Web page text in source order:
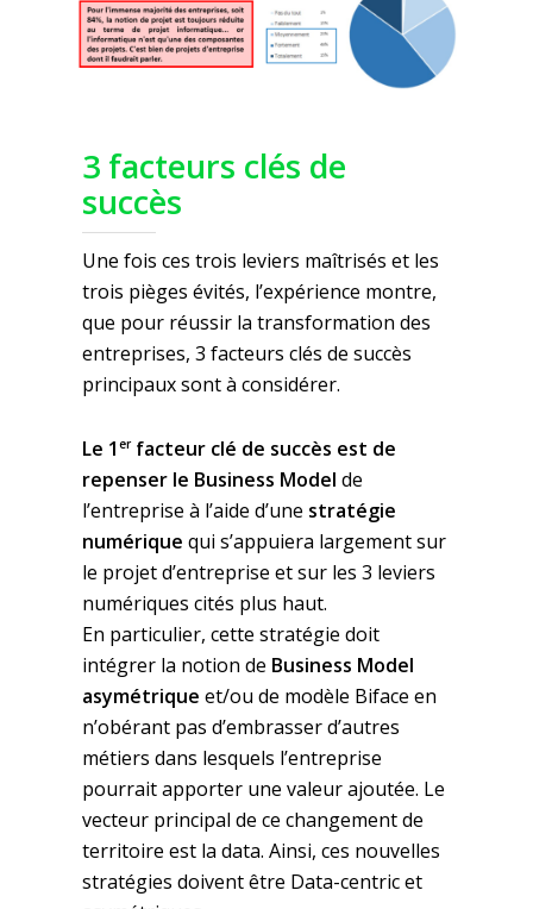
3 facteurs clés de
succès
Une fois ces trois leviers maîtrisés et les
trois pièges évités, l’expérience montre,
que pour réussir la transformation des
entreprises, 3 facteurs clés de succès
principaux sont à considérer.
Le 1 erfacteur clé de succès est de
repenser le Business Model de
l’entreprise à l’aide d’une stratégie
numérique qui s’appuiera largement sur
le projet d’entreprise et sur les 3 leviers
numériques cités plus haut.
En particulier, cette stratégie doit
intégrer la notion de Business Model
asymétrique et/ou de modèle Biface en
n’obérant pas d’embrasser d’autres
métiers dans lesquels l’entreprise
pourrait apporter une valeur ajoutée. Le
vecteur principal de ce changement de
territoire est la data. Ainsi, ces nouvelles
stratégies doivent être Data-centric et